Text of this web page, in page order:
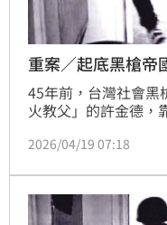
重案／起底黑槍
45年前，台灣社會黑
火教父」的許金德，
為緝捕他，找來他從
賓躲藏，再以司法合
許僅入獄6年就獲假
人擄走開槍射殺，意
2026/04/19 07:18